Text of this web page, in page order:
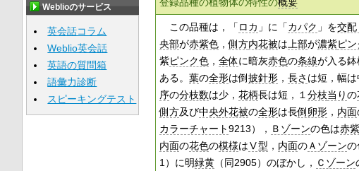
登録品種の植物体の特性の概要
この品種は，「 ロカ 」に「カパク 」を交配
央部が赤紫色，側方内花被は上部が濃紫ピン
紫ピンク色， 全体に暗灰赤色の条線が入る鉢
ある。 葉の全形は倒 披針形， 長さ は短，幅は
序の分枝数は少， 花柄長は短，１分枝当りの
側方及び中央外花被の全形は長倒卵形， 内面
カラーチャート9213）， Ｂゾーンの色は赤紫
内面の花色の模様はⅤ型 ， 内面のＡゾーンの
1）に明緑黄（同2905）のぼかし， Ｃゾーン
Weblioのサービス
英会話コラム
Weblio英会話
英語の質問箱
語彙力診断
スピーキングテスト